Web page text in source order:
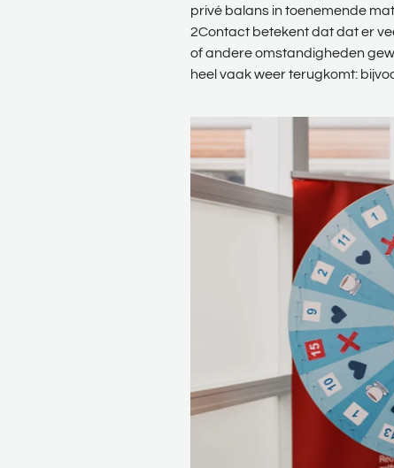
privé balans in toenemende
2Contact betekent dat dat er
of andere omstandigheden
heel vaak weer terugkomt: